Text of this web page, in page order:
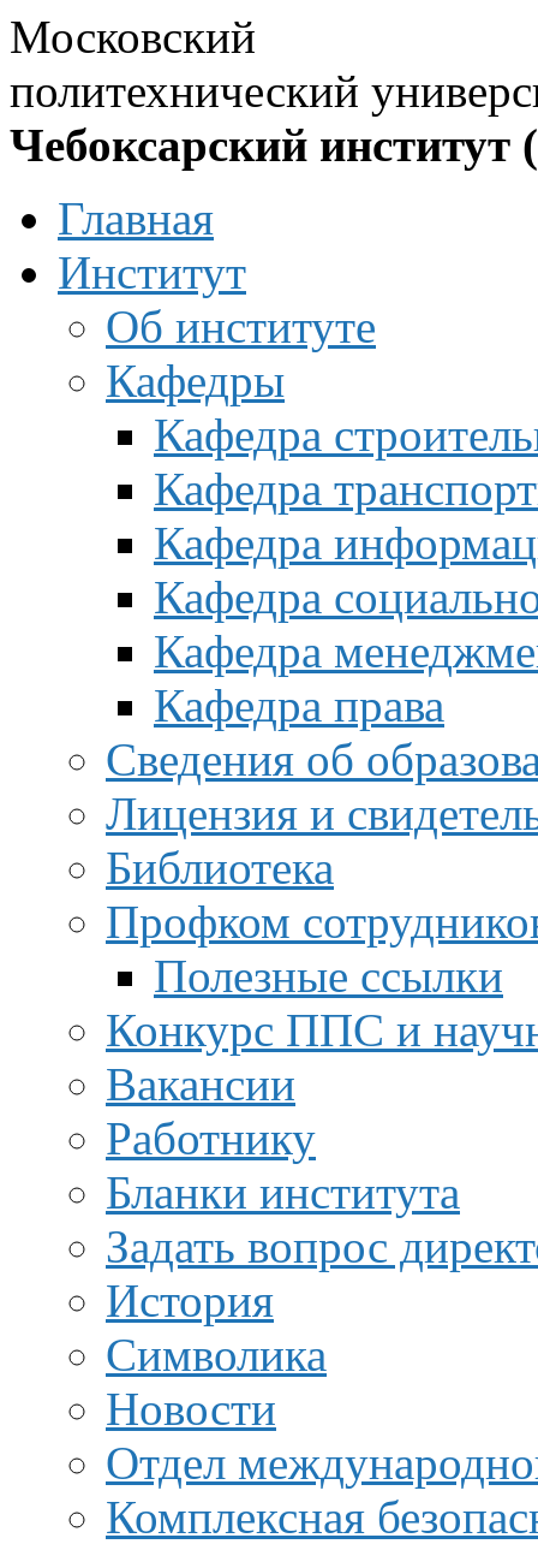
Московский
политехнический
Чебоксарский институт
Главная
Институт
Об институте
Кафедры
Кафедра
Кафедра
Кафедра
Кафедра
Кафедра
Кафедра права
Сведения об
Лицензия и
Библиотека
Профком
Полезные ссылки
Конкурс ППС и
Вакансии
Работнику
Бланки института
Задать вопрос
История
Символика
Новости
Отдел
Комплексная